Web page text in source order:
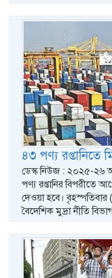
৪৩ পণ্য রপ্তানিতে
ডেস্ক নিউজ : ২০২৫-২৬
পণ্য রপ্তানির বিপরীতে
দেওয়া হবে।
বৈদেশিক মুদ্রা নীতি